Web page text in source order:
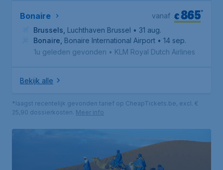
Bonaire €865*
vanaf
Brussels Luchthaven Brussel • 31 aug.
Bonaire Bonaire International Airport • 14 sep.
1u geleden gevonden • KLM Royal Dutch Airlines
Bekijk alle
*laagst recentelijk gevonden tarief op CheapTickets.be, excl. €
25,90 dossierkosten. Meer info